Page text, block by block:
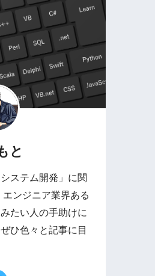
と
ステム開発」に関
ンジニア業界ある
たい人の手助けに
ひ色々と記事に目